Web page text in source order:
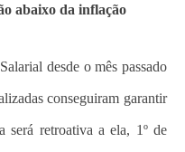
abaixo da inflação
desde o mês passado
conseguiram garantir
será retroativa a ela, 1º de